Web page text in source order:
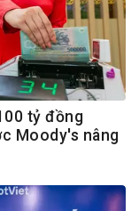
tỷ đồng
Moody's nâng